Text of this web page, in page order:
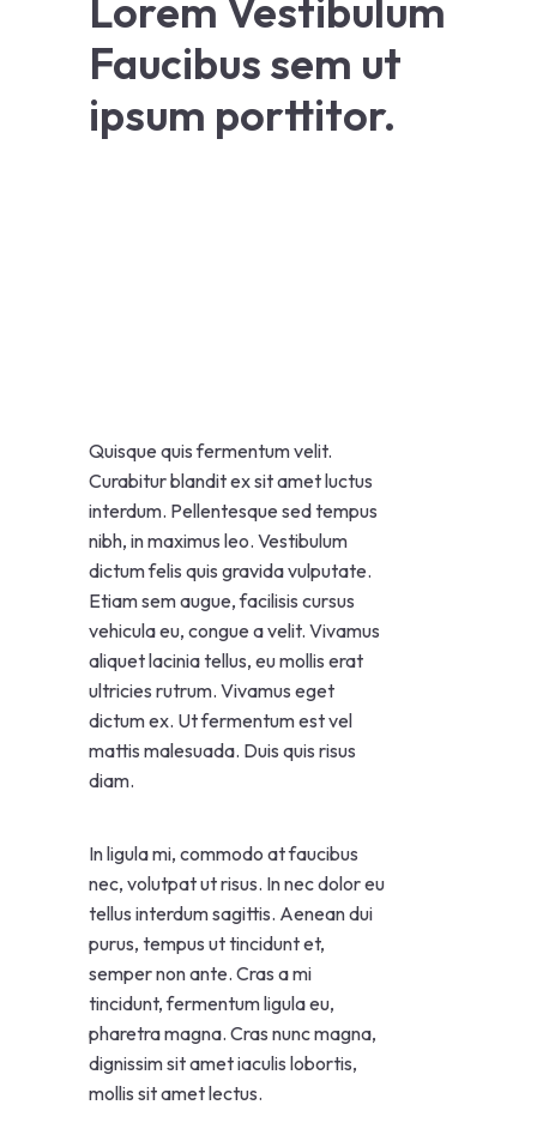
Lorem Vestibulum
Faucibus sem ut
ipsum porttitor.
Quisque quis fermentum velit.
Curabitur blandit ex sit amet luctus
interdum. Pellentesque sed tempus
nibh, in maximus leo. Vestibulum
dictum felis quis gravida vulputate.
Etiam sem augue, facilisis cursus
vehicula eu, congue a velit. Vivamus
aliquet lacinia tellus, eu mollis erat
ultricies rutrum. Vivamus eget
dictum ex. Ut fermentum est vel
mattis malesuada. Duis quis risus
diam.
In ligula mi, commodo at faucibus
nec, volutpat ut risus. In nec dolor eu
tellus interdum sagittis. Aenean dui
purus, tempus ut tincidunt et,
semper non ante. Cras a mi
tincidunt, fermentum ligula eu,
pharetra magna. Cras nunc magna,
dignissim sit amet iaculis lobortis,
mollis sit amet lectus.